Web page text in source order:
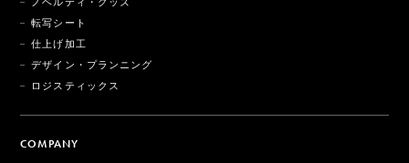
転写シート
仕上げ加工
デザイン・プランニング
ロジスティックス
COMPANY